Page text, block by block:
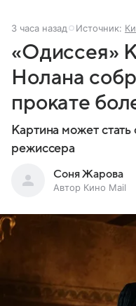
3 часа назад Источник:
«Одиссея»
Нолана
прокате
Картина может
режиссера
Соня Жарова
Автор Кино Mail